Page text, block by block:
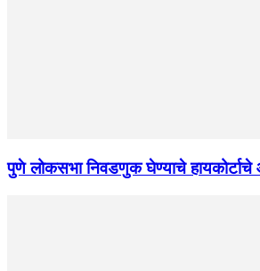
पुणे लोकसभा निवडणुक घेण्याचे हायकोर्टाचे